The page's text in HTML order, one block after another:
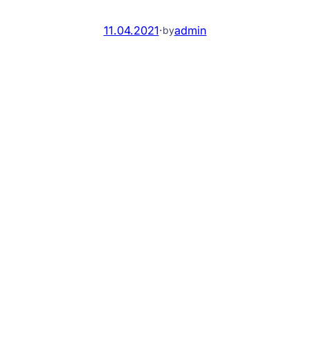
11.04.2021·byadmin